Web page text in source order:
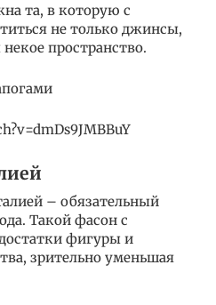
та, в которую с
не только джинсы,
пространство.
– обязательный
Такой фасон с
фигуры и
зрительно уменьшая